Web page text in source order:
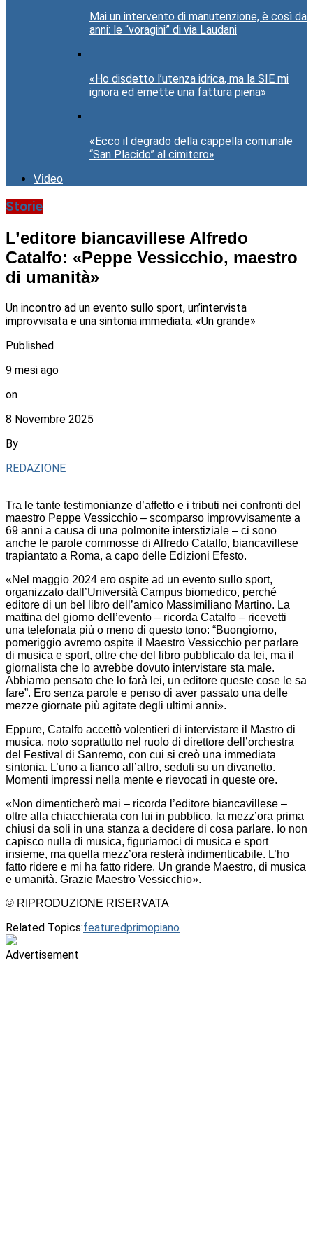
Mai un intervento di manutenzione, è così da
anni: le “voragini” di via Laudani
«Ho disdetto l’utenza idrica, ma la SIE mi
ignora ed emette una fattura piena»
«Ecco il degrado della cappella comunale
“San Placido” al cimitero»
Video
Storie
L’editore biancavillese Alfredo
Catalfo: «Peppe Vessicchio, maestro
di umanità»
Un incontro ad un evento sullo sport, un’intervista
improvvisata e una sintonia immediata: «Un grande»
Published
9 mesi ago
on
8 Novembre 2025
By
REDAZIONE
Tra le tante testimonianze d’affetto e i tributi nei confronti del
maestro Peppe Vessicchio – scomparso improvvisamente a
69 anni a causa di una polmonite interstiziale – ci sono
anche le parole commosse di Alfredo Catalfo, biancavillese
trapiantato a Roma, a capo delle Edizioni Efesto.
«Nel maggio 2024 ero ospite ad un evento sullo sport,
organizzato dall’Università Campus biomedico, perché
editore di un bel libro dell’amico Massimiliano Martino. La
mattina del giorno dell’evento – ricorda Catalfo – ricevetti
una telefonata più o meno di questo tono: “Buongiorno,
pomeriggio avremo ospite il Maestro Vessicchio per parlare
di musica e sport, oltre che del libro pubblicato da lei, ma il
giornalista che lo avrebbe dovuto intervistare sta male.
Abbiamo pensato che lo farà lei, un editore queste cose le sa
fare”. Ero senza parole e penso di aver passato una delle
mezze giornate più agitate degli ultimi anni».
Eppure, Catalfo accettò volentieri di intervistare il Mastro di
musica, noto soprattutto nel ruolo di direttore dell’orchestra
del Festival di Sanremo, con cui si creò una immediata
sintonia. L’uno a fianco all’altro, seduti su un divanetto.
Momenti impressi nella mente e rievocati in queste ore.
«Non dimenticherò mai – ricorda l’editore biancavillese –
oltre alla chiacchierata con lui in pubblico, la mezz’ora prima
chiusi da soli in una stanza a decidere di cosa parlare. Io non
capisco nulla di musica, figuriamoci di musica e sport
insieme, ma quella mezz’ora resterà indimenticabile. L’ho
fatto ridere e mi ha fatto ridere. Un grande Maestro, di musica
e umanità. Grazie Maestro Vessicchio».
© RIPRODUZIONE RISERVATA
Related Topics:featuredprimopiano
Advertisement